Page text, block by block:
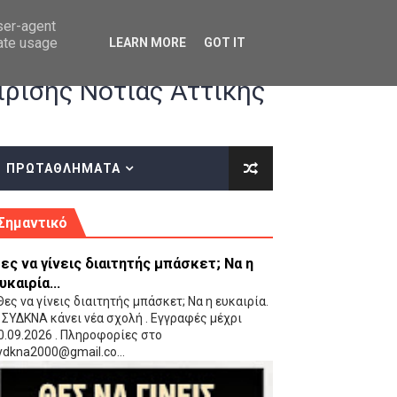
οδηγίες επί του ΚΑΝΟΝΙΣΜΟΥ ΕΓΓΡΑΦΩΝ-ΜΕΤΑΓΡΑΦΩΝ ΤΗΣ
(VIDEO)
Νότιας Αττικής
ΠΡΩΤΑΘΛΗΜΑΤΑ
να γίνεις διαιτητής μπάσκετ; Να η
να γίνεις διαιτητής μπάσκετ; Να η ευκαιρία.
κάνει νέα σχολή . Εγγραφές μέχρι
. Πληροφορίες στο
agent
usage
LEARN MORE GOT IT